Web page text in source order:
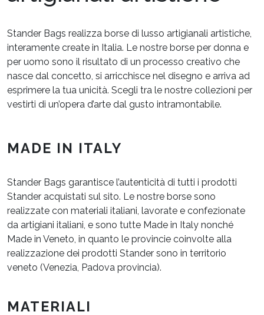
Stander Bags realizza borse di lusso artigianali artistiche,
interamente create in Italia. Le nostre borse per donna e
per uomo sono il risultato di un processo creativo che
nasce dal concetto, si arricchisce nel disegno e arriva ad
esprimere la tua unicità. Scegli tra le nostre collezioni per
vestirti di un’opera d’arte dal gusto intramontabile.
MADE IN ITALY
Stander Bags garantisce l’autenticità di tutti i prodotti
Stander acquistati sul sito. Le nostre borse sono
realizzate con materiali italiani, lavorate e confezionate
da artigiani italiani, e sono tutte Made in Italy nonché
Made in Veneto, in quanto le provincie coinvolte alla
realizzazione dei prodotti Stander sono in territorio
veneto (Venezia, Padova provincia).
MATERIALI